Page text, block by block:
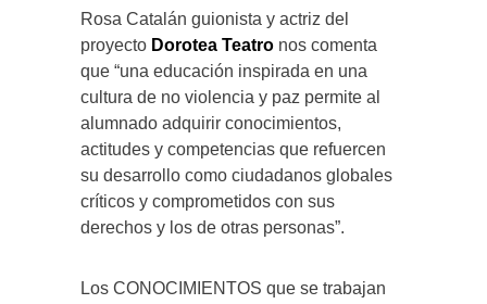
Rosa Catalán guionista y actriz del
proyecto Dorotea Teatro nos comenta
que “una educación inspirada en una
cultura de no violencia y paz permite al
alumnado adquirir conocimientos,
actitudes y competencias que refuercen
su desarrollo como ciudadanos globales
críticos y comprometidos con sus
derechos y los de otras personas”.
Los CONOCIMIENTOS que se trabajan